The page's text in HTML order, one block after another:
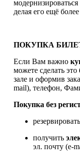
делая его ещё
ПОКУПКА
Если Вам важно
можете сделать это
зале и оформив
mail), телефон,
Покупка без
резервировать
получить
эл. почту (e-